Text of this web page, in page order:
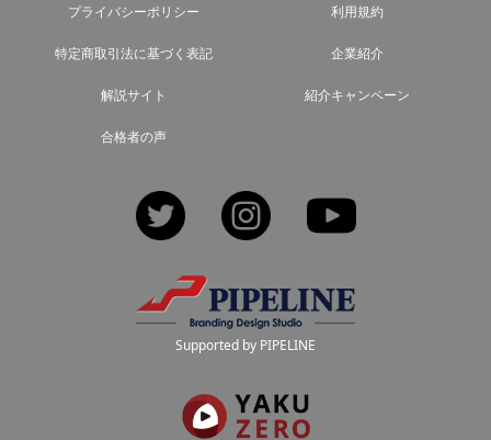
プライバシーポリシー 利用規約
特定商取引法に基づく表記 企業紹介
解説サイト 紹介キャンペーン
合格者の声
Twitter Instagram
Supported by PIPELINE